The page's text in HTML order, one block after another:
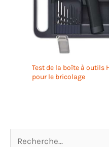
Test de la boîte à outils
pour le bricolage